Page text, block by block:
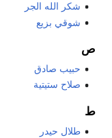
شكر الله الجر
شوقي بزيع
ص
حبيب صادق
صلاح ستيتية
ط
طلال حيدر